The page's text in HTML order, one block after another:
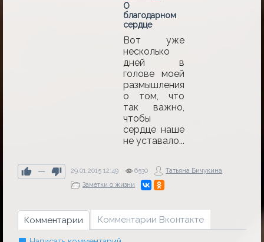
О
благодарном
сердце
Вот уже
несколько
дней в
голове моей
размышления
о том, что
так важно,
чтобы
сердце наше
не уставало...
— 29.01.2015 12:49 6530
Татьяна Бичукина
Заметки о жизни
Комментарии Комментарии Вконтакте